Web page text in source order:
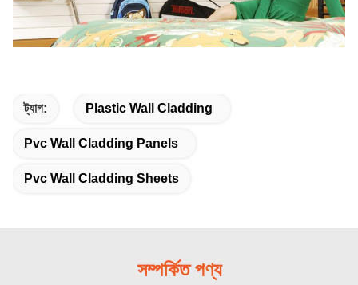
ট্যাগ: Plastic Wall Cladding
Pvc Wall Cladding Panels
Pvc Wall Cladding Sheets
সম্পর্কিত পণ্য